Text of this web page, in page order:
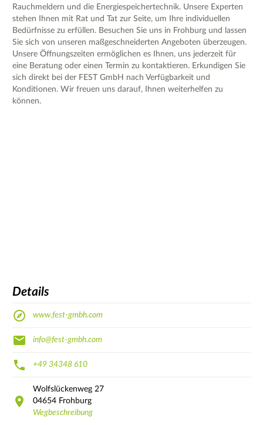
Rauchmeldern und die Energiespeichertechnik. Unsere Experten
stehen Ihnen mit Rat und Tat zur Seite, um Ihre individuellen
Bedürfnisse zu erfüllen. Besuchen Sie uns in Frohburg und lassen
Sie sich von unseren maßgeschneiderten Angeboten überzeugen.
Unsere Öffnungszeiten ermöglichen es Ihnen, uns jederzeit für
eine Beratung oder einen Termin zu kontaktieren. Erkundigen Sie
sich direkt bei der FEST GmbH nach Verfügbarkeit und
Konditionen. Wir freuen uns darauf, Ihnen weiterhelfen zu
können.
Details
www.fest-gmbh.com
info@fest-gmbh.com
+49 34348 610
Wolfslückenweg 27
04654 Frohburg
Wegbeschreibung